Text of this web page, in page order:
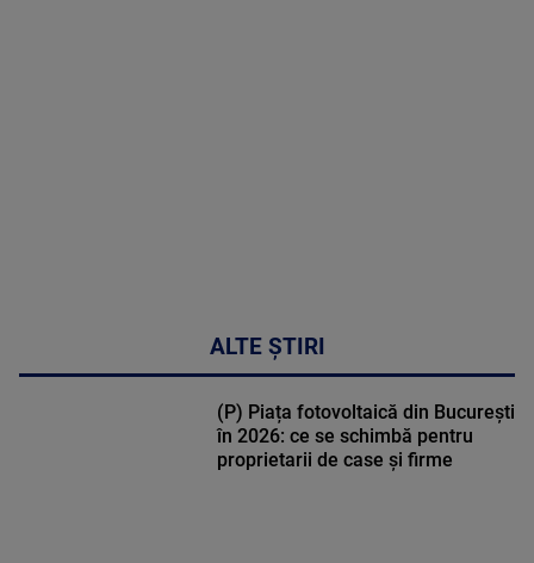
ALTE ȘTIRI
(P) Piața fotovoltaică din București
în 2026: ce se schimbă pentru
proprietarii de case și firme